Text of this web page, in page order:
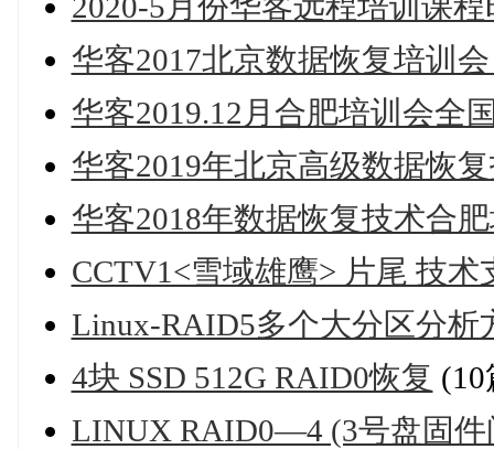
华客2017北京数据恢复培训
华客2019.12月合肥培训会全
华客2019年北京高级数据恢
华客2018年数据恢复技术合
CCTV1<雪域雄鹰> 片尾 技
Linux-RAID5多个大分区分析
4块 SSD 512G RAID0恢复
LINUX RAID0—4 (3号盘固件